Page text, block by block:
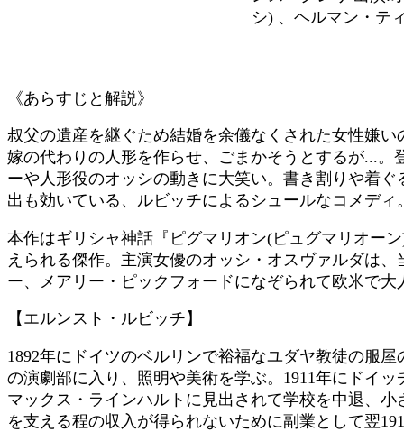
シ) 、ヘルマン・テ
《あらすじと解説》
叔父の遺産を継ぐため結婚を余儀なくされた女性嫌
嫁の代わりの人形を作らせ、ごまかそうとするが...。
ーや人形役のオッシの動きに大笑い。書き割りや着
出も効いている、ルビッチによるシュールなコメディ
本作はギリシャ神話『ピグマリオン(ピュグマリオー
えられる傑作。主演女優のオッシ・オスヴァルダは
ー、メアリー・ピックフォードになぞられて欧米で大
【エルンスト・ルビッチ】
1892年にドイツのベルリンで裕福なユダヤ教徒の服
の演劇部に入り、照明や美術を学ぶ。1911年にドイ
マックス・ラインハルトに見出されて学校を中退、
を支える程の収入が得られないために副業として翌